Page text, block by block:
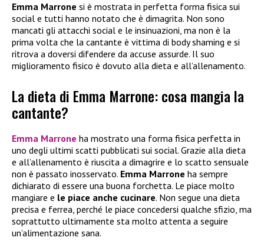
Emma Marrone si è mostrata in perfetta forma fisica sui
social e tutti hanno notato che è dimagrita. Non sono
mancati gli attacchi social e le insinuazioni, ma non è la
prima volta che la cantante è vittima di body shaming e si
ritrova a doversi difendere da accuse assurde. Il suo
miglioramento fisico è dovuto alla dieta e all’allenamento.
La dieta di Emma Marrone: cosa mangia la
cantante?
Emma Marrone ha mostrato una forma fisica perfetta in
uno degli ultimi scatti pubblicati sui social. Grazie alla dieta
e all’allenamento è riuscita a dimagrire e lo scatto sensuale
non è passato inosservato. Emma Marrone ha sempre
dichiarato di essere una buona forchetta. Le piace molto
mangiare e le piace anche cucinare. Non segue una dieta
precisa e ferrea, perché le piace concedersi qualche sfizio, ma
soprattutto ultimamente sta molto attenta a seguire
un’alimentazione sana.